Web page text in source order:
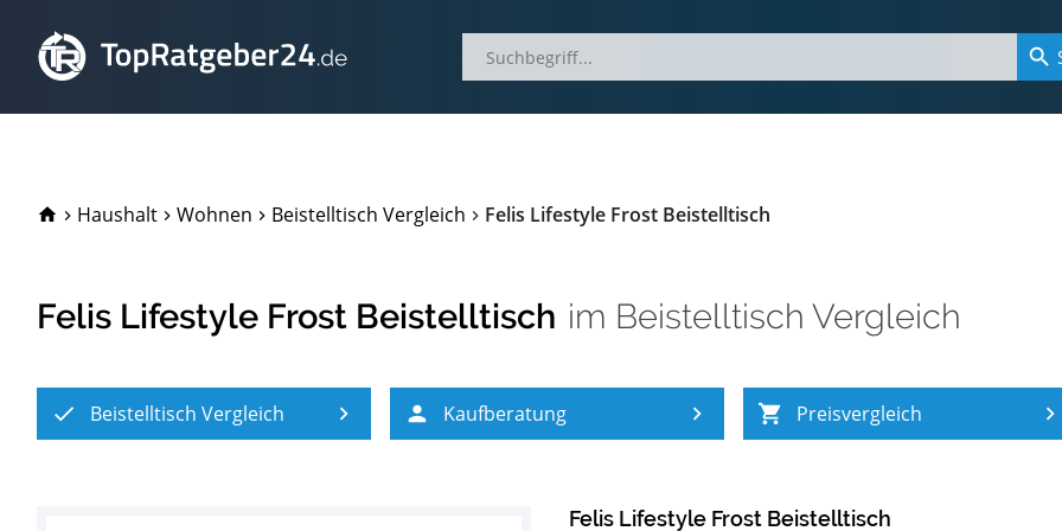
TopRatgeber24.de
Haushalt Wohnen Beistelltisch Vergleich Felis Lifestyle Frost Beistelltisch
Felis Lifestyle Frost Beistelltisch im Beistelltisch Vergleich
Beistelltisch Vergleich Kaufberatung Preisvergleich
Felis Lifestyle Frost Beistelltisch